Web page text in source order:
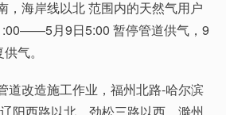
，海岸线以北 范围内的天然气用户
月9日5:00 暂停管道供气，9
气。
道改造施工作业，福州北路-哈尔滨
阳西路以北，劲松三路以西，滁州